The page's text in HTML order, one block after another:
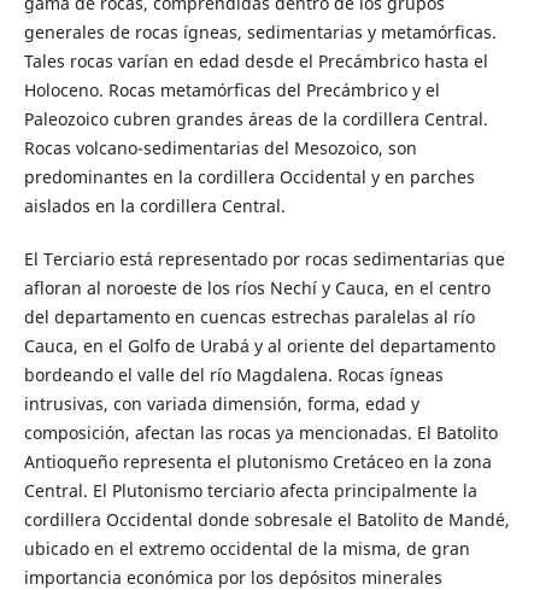
generales de rocas ígneas, sedimentarias y metamórficas.
Tales rocas varían en edad desde el Precámbrico hasta el
Holoceno. Rocas metamórficas del Precámbrico y el
Paleozoico cubren grandes áreas de la cordillera Central.
Rocas volcano-sedimentarias del Mesozoico, son
predominantes en la cordillera Occidental y en parches
aislados en la cordillera Central.
El Terciario está representado por rocas sedimentarias que
afloran al noroeste de los ríos Nechí y Cauca, en el centro
del departamento en cuencas estrechas paralelas al río
Cauca, en el Golfo de Urabá y al oriente del departamento
bordeando el valle del río Magdalena. Rocas ígneas
intrusivas, con variada dimensión, forma, edad y
composición, afectan las rocas ya mencionadas. El Batolito
Antioqueño representa el plutonismo Cretáceo en la zona
Central. El Plutonismo terciario afecta principalmente la
cordillera Occidental donde sobresale el Batolito de Mandé,
ubicado en el extremo occidental de la misma, de gran
importancia económica por los depósitos minerales